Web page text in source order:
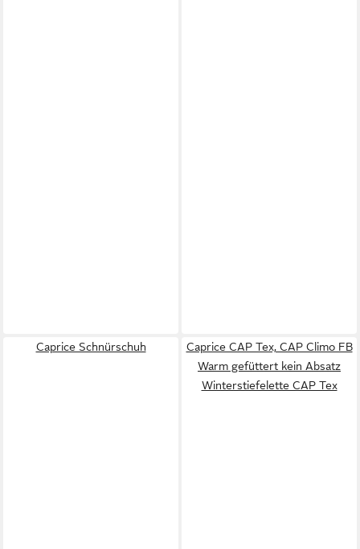
Caprice Schnürschuh
Caprice CAP Tex, CAP Climo FB
Warm gefüttert kein Absatz
Winterstiefelette CAP Tex